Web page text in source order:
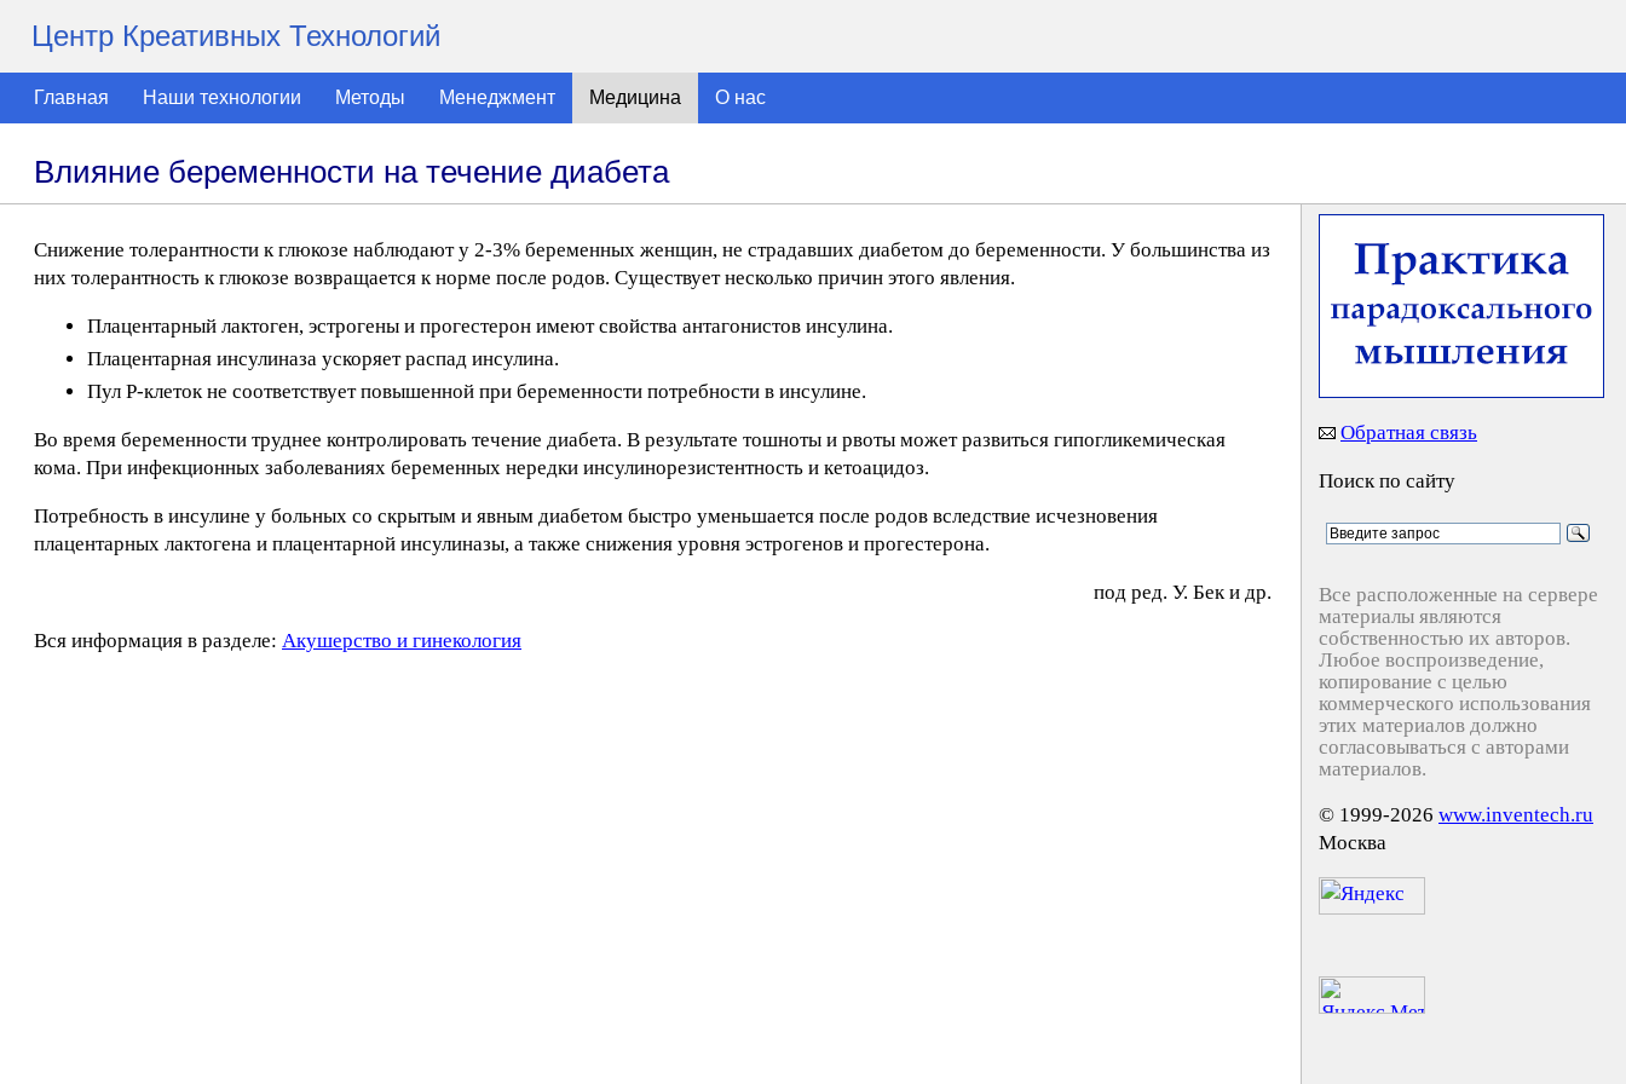
Центр Креативных Технологий
Главная Наши технологии Методы Менеджмент Медицина О нас
Влияние беременности на течение диабета
Снижение толерантности к глюкозе наблюдают у 2-3% беременных женщин, не страдавших диабетом до беременности. У большинства из
них толерантность к глюкозе возвращается к норме после родов. Существует несколько причин этого явления.
Плацентарный лактоген, эстрогены и прогестерон имеют свойства антагонистов инсулина.
Плацентарная инсулиназа ускоряет распад инсулина.
Пул Р-клеток не соответствует повышенной при беременности потребности в инсулине.
Во время беременности труднее контролировать течение диабета. В результате тошноты и рвоты может развиться гипогликемическая
кома. При инфекционных заболеваниях беременных нередки инсулинорезистентность и кетоацидоз.
Потребность в инсулине у больных со скрытым и явным диабетом быстро уменьшается после родов вследствие исчезновения
плацентарных лактогена и плацентарной инсулиназы, а также снижения уровня эстрогенов и прогестерона.
под ред. У. Бeк и др.
Вся информация в разделе: Акушерство и гинекология
Обратная связь
Поиск по сайту
Все расположенные на сервере
материалы являются
собственностью их авторов.
Любое воспроизведение,
копирование с целью
коммерческого использования
этих материалов должно
согласовываться с авторами
материалов.
© 1999-2026 www.inventech.ru
Москва